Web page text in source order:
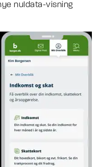
nuldata-visning